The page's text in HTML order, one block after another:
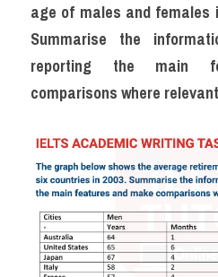
Cam
Environment
Đề thi thật Task 1
Process
Task 1
Đề thi IELTS thật
Advice
age of males and females
Summarise the
reporting the main
comparisons where